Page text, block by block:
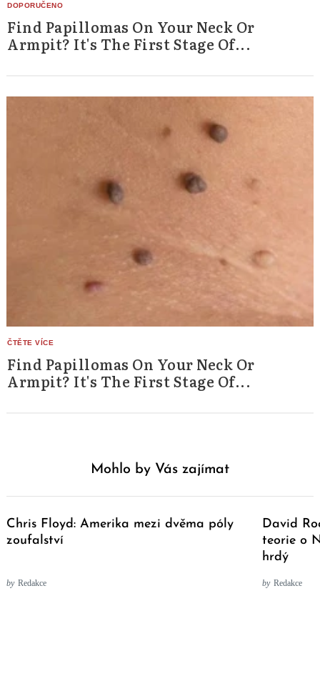
Find Papillomas On Your Neck Or
Armpit? It's The First Stage Of...
Find Papillomas On Your Neck Or
Armpit? It's The First Stage Of...
Mohlo by Vás zajímat
Chris Floyd: Amerika mezi dvěma póly
zoufalství
by Redakce
David
teorie o
hrdý
by Redakce